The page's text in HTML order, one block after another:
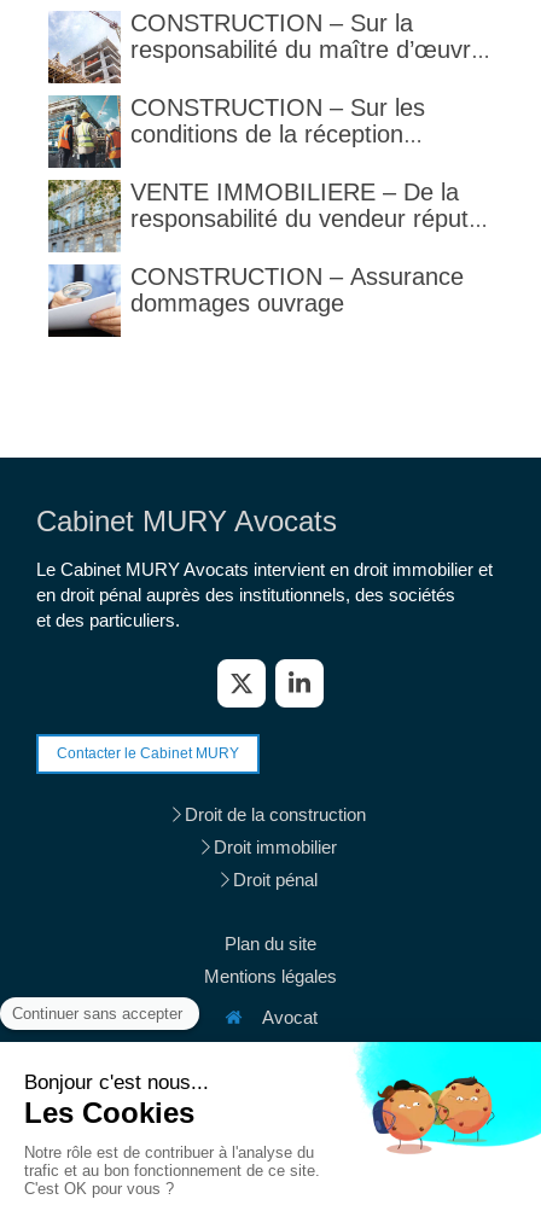
CONSTRUCTION – Sur la
responsabilité du maître d’œuvre
l’architecte supporte une
obligation de contrôle étendu
CONSTRUCTION – Sur les
conditions de la réception
VENTE IMMOBILIERE – De la
responsabilité du vendeur réputé
1792 et suivants du code civil
CONSTRUCTION – Assurance
dommages ouvrage
Cabinet MURY Avocats
Le Cabinet MURY Avocats intervient en droit immobilier et
en droit pénal auprès des institutionnels, des sociétés
et des particuliers.
Contacter le Cabinet MURY
Droit de la construction
Droit immobilier
Droit pénal
Plan du site
Mentions légales
Avocat
38 rue du Mont Thabor
Afficher le téléphone
contact@mury-avocats.fr